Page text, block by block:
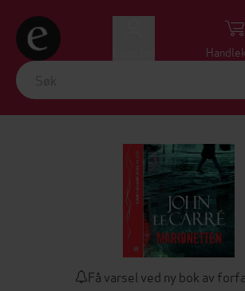
Få varsel ved ny bok av